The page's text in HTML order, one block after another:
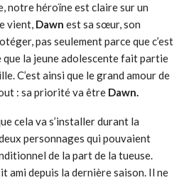
notre héroïne est claire sur un
vient, Dawn est sa sœur, son
pas seulement parce que c’est
que la jeune adolescente fait partie
C’est ainsi que le grand amour de
: sa priorité va être Dawn.
cela va s’installer durant la
personnages qui pouvaient
de la part de la tueuse.
ami depuis la dernière saison. Il ne